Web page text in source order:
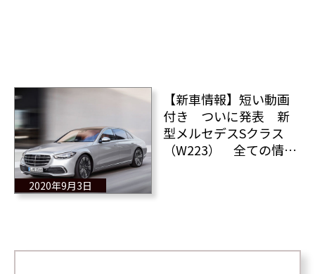
2020年9月3日
【新車情報】短い動画
付き ついに発表 新
型メルセデスSクラス
（W223） 全ての情